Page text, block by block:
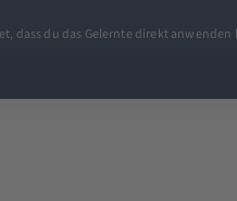
dass du das Gelernte direkt anwenden